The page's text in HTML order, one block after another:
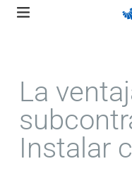
Skip
La
Instalar